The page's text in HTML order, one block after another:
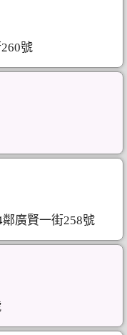
號
廣賢一街258號